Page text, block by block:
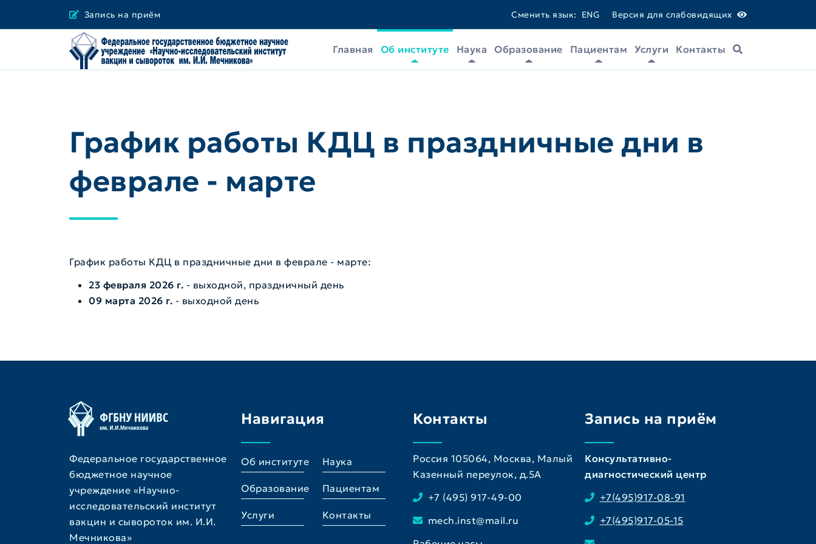
Запись на приём Сменить язык: ENG Версия для слабовидящих
Главная Об институте Наука Образование Пациентам Услуги Контакты
Поиск
График работы КДЦ в праздничные дни в
феврале - марте
График работы КДЦ в праздничные дни в феврале - марте:
23 февраля 2026 г. - выходной, праздничный день
09 марта 2026 г. - выходной день
Федеральное государственное
бюджетное научное
учреждение «Научно-
исследовательский институт
вакцин и сывороток им. И.И.
Мечникова»
Навигация
Об институте Наука
Образование Пациентам
Услуги Контакты
Контакты
Россия 105064, Москва, Малый
Казенный переулок, д.5A
+7 (495) 917-49-00
mech.inst@mail.ru
Запись на приём
Консультативно-
диагностический центр
+7(495)917-08-91
+7(495)917-05-15